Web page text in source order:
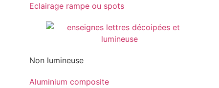
Eclairage rampe ou spots
Non lumineuse
Aluminium composite